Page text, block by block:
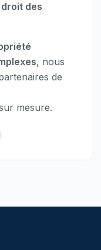
droit des
, nous
de
mesure.